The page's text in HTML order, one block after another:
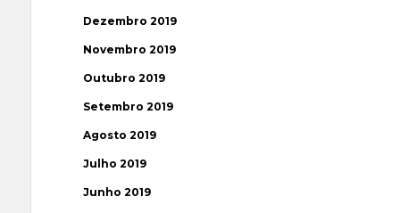
Dezembro 2019
Novembro 2019
Outubro 2019
Setembro 2019
Agosto 2019
Julho 2019
Junho 2019